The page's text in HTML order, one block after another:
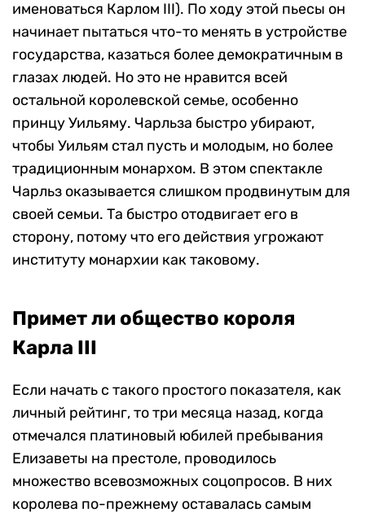
именоваться Карлом III). По ходу этой пьесы он
начинает пытаться что-то менять в устройстве
государства, казаться более демократичным в
глазах людей. Но это не нравится всей
остальной королевской семье, особенно
принцу Уильяму. Чарльза быстро убирают,
чтобы Уильям стал пусть и молодым, но более
традиционным монархом. В этом спектакле
Чарльз оказывается слишком продвинутым для
своей семьи. Та быстро отодвигает его в
сторону, потому что его действия угрожают
институту монархии как таковому.
Примет ли общество короля
Карла III
Если начать с такого простого показателя, как
личный рейтинг, то три месяца назад, когда
отмечался платиновый юбилей пребывания
Елизаветы на престоле, проводилось
множество всевозможных соцопросов. В них
королева по-прежнему оставалась самым